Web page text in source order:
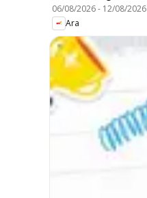
06/08/2026- 12/08/2026
Ara